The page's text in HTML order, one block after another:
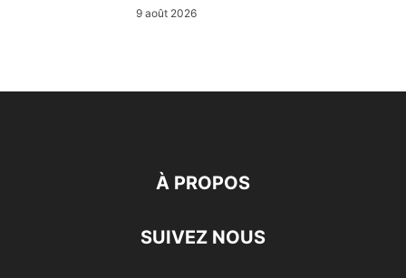
9 août 2026
À PROPOS
SUIVEZ NOUS